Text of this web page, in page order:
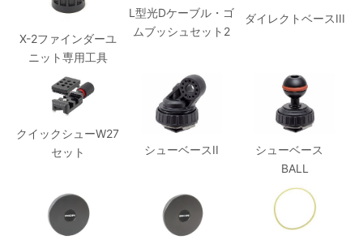
X-2ファインダーユ
ニット専用工具
L型光Dケーブル・ゴ
ムブッシュセット2
ダイレクトベースIII
クイックシューW27
セット
シューベースII
シューベース
BALL